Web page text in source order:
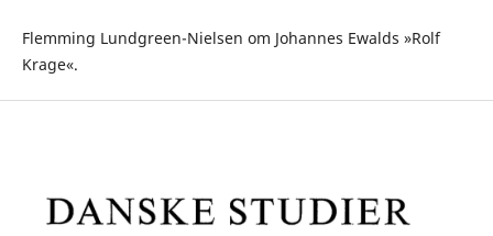
Flemming Lundgreen-Nielsen om Johannes Ewalds »Rolf
Krage«.